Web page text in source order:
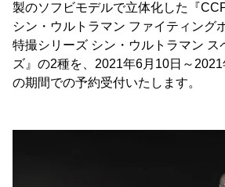
製のソフビモデルで立体化した『
シン・ウルトラマン ファイティング
特撮シリーズ シン・ウルトラマン ス
ズ』の2種を、2021年6月10日～
の期間での予約受付いたします。